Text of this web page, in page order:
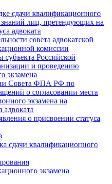
сдачи квалификационного
знаний лиц, претендующих на
адвоката
совета адвокатской
комиссии
субъекта Российской
и проведению
экзамена
Совета ФПА РФ по
о согласовании места
экзамена на
адвоката
о присвоении статуса
сдачи квалификационного
экзамена